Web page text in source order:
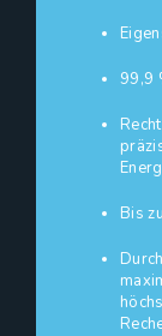
99,9
Bis